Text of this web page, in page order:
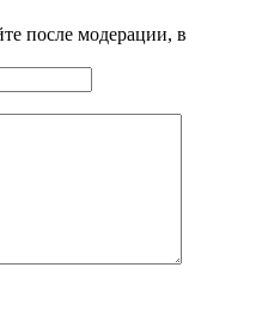
после модерации, в